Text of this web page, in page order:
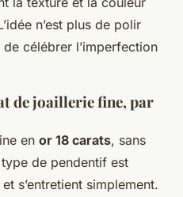
n’est plus de polir
célébrer l’imperfection
de joaillerie fine, par
en or 18 carats, sans
de pendentif est
s’entretient simplement.